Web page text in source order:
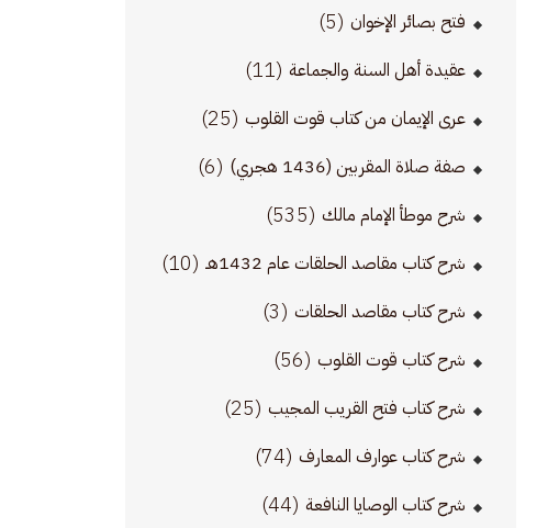
فتح بصائر الإخوان (5)
عقيدة أهل السنة والجماعة (11)
عرى الإيمان من كتاب قوت القلوب (25)
صفة صلاة المقربين (1436 هجري) (6)
شرح موطأ الإمام مالك (535)
شرح كتاب مقاصد الحلقات عام 1432هـ (10)
شرح كتاب مقاصد الحلقات (3)
شرح كتاب قوت القلوب (56)
شرح كتاب فتح القريب المجيب (25)
شرح كتاب عوارف المعارف (74)
شرح كتاب الوصايا النافعة (44)